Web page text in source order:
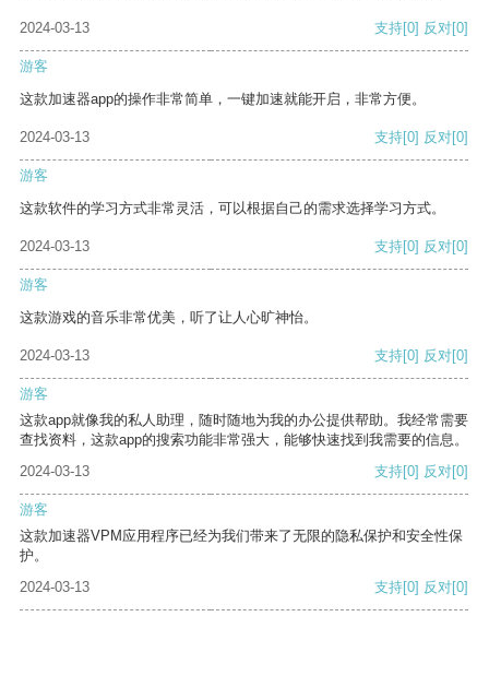
2024-03-13 支持[0] 反对[0]
游客
这款加速器app的操作非常简单，一键加速就能开启，非常方便。
2024-03-13 支持[0] 反对[0]
游客
这款软件的学习方式非常灵活，可以根据自己的需求选择学习方式。
2024-03-13 支持[0] 反对[0]
游客
这款游戏的音乐非常优美，听了让人心旷神怡。
2024-03-13 支持[0] 反对[0]
游客
这款app就像我的私人助理，随时随地为我的办公提供帮助。我经常需要
查找资料，这款app的搜索功能非常强大，能够快速找到我需要的信息。
2024-03-13
支持[0] 反对[0]
游客
这款加速器VPM应用程序已经为我们带来了无限的隐私保护和安全性保
护。
2024-03-13
支持[0] 反对[0]